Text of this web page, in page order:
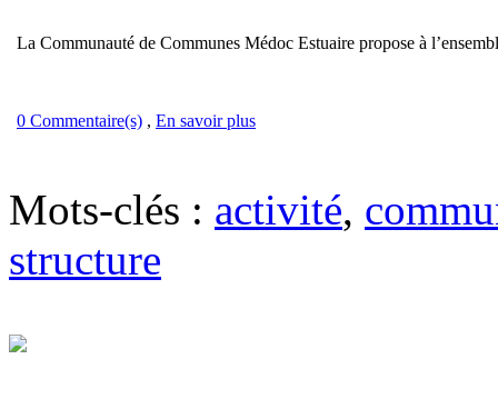
La Communauté de Communes Médoc Estuaire propose à
0 Commentaire(s) , En savoir plus
Mots-clés : activité,
structure